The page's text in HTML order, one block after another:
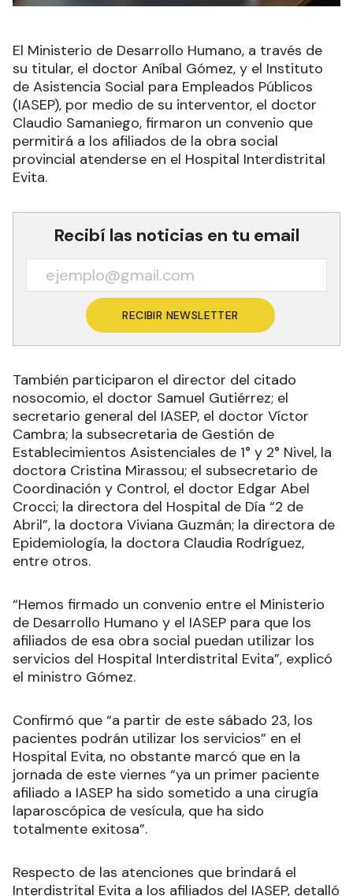
El Ministerio de Desarrollo Humano, a través de
su titular, el doctor Aníbal Gómez, y el Instituto
de Asistencia Social para Empleados Públicos
(IASEP), por medio de su interventor, el doctor
Claudio Samaniego, firmaron un convenio que
permitirá a los afiliados de la obra social
provincial atenderse en el Hospital Interdistrital
Evita.
Recibí las noticias en tu email
RECIBIR NEWSLETTER
También participaron el director del citado
nosocomio, el doctor Samuel Gutiérrez; el
secretario general del IASEP, el doctor Víctor
Cambra; la subsecretaria de Gestión de
Establecimientos Asistenciales de 1° y 2° Nivel, la
doctora Cristina Mirassou; el subsecretario de
Coordinación y Control, el doctor Edgar Abel
Crocci; la directora del Hospital de Día “2 de
Abril”, la doctora Viviana Guzmán; la directora de
Epidemiología, la doctora Claudia Rodríguez,
entre otros.
“Hemos firmado un convenio entre el Ministerio
de Desarrollo Humano y el IASEP para que los
afiliados de esa obra social puedan utilizar los
servicios del Hospital Interdistrital Evita”, explicó
el ministro Gómez.
Confirmó que “a partir de este sábado 23, los
pacientes podrán utilizar los servicios” en el
Hospital Evita, no obstante marcó que en la
jornada de este viernes “ya un primer paciente
afiliado a IASEP ha sido sometido a una cirugía
laparoscópica de vesícula, que ha sido
totalmente exitosa”.
Respecto de las atenciones que brindará el
Interdistrital Evita a los afiliados del IASEP, detalló